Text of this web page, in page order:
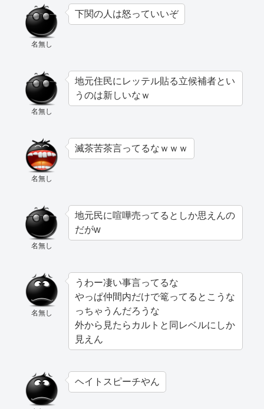
名無し
下関の人は怒っていいぞ
名無し
地元住民にレッテル貼る立候補者とい
うのは新しいなｗ
名無し
滅茶苦茶言ってるなｗｗｗ
名無し
地元民に喧嘩売ってるとしか思えんの
だがw
名無し
うわー凄い事言ってるな
やっぱ仲間内だけで篭ってるとこうな
っちゃうんだろうな
外から見たらカルトと同レベルにしか
見えん
ヘイトスピーチやん